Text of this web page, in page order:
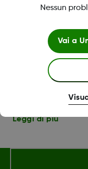
Leggi di più
Che succede se il
compatibile con
Prima di
dexcom.com/
Leggi di più
Nessun
Vai a